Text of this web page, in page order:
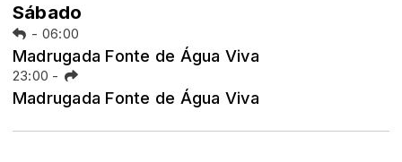
Sábado
- 06:00
Madrugada Fonte de Água Viva
23:00 -
Madrugada Fonte de Água Viva